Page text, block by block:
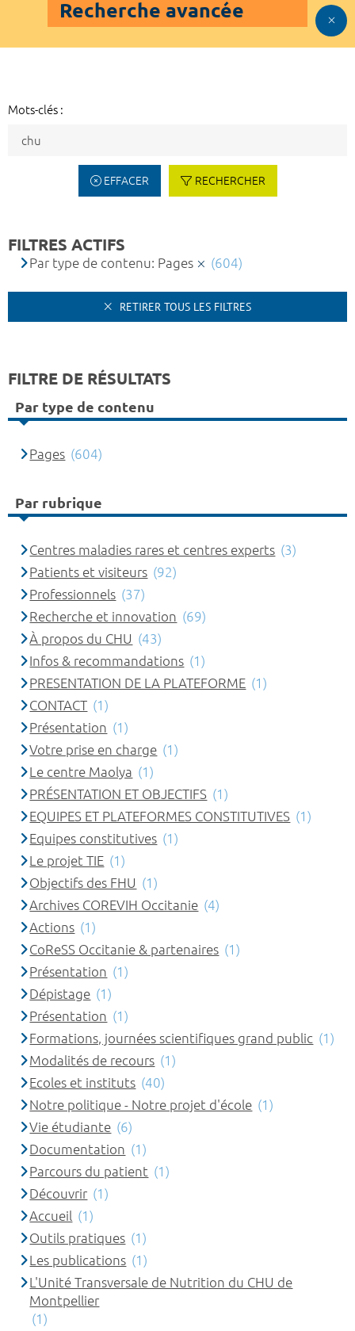
Recherche avancée
Mots-clés :
EFFACER RECHERCHER
FILTRES ACTIFS
Par type de contenu: Pages (604)
RETIRER TOUS LES FILTRES
FILTRE DE RÉSULTATS
Par type de contenu
Pages (604)
Par rubrique
Centres maladies rares et centres experts (3)
Patients et visiteurs (92)
Professionnels (37)
Recherche et innovation (69)
À propos du CHU (43)
Infos & recommandations (1)
PRESENTATION DE LA PLATEFORME (1)
CONTACT (1)
Présentation (1)
Votre prise en charge (1)
Le centre Maolya (1)
PRÉSENTATION ET OBJECTIFS (1)
EQUIPES ET PLATEFORMES CONSTITUTIVES (1)
Equipes constitutives (1)
Le projet TIE (1)
Objectifs des FHU (1)
Archives COREVIH Occitanie (4)
Actions (1)
CoReSS Occitanie & partenaires (1)
Présentation (1)
Dépistage (1)
Présentation (1)
Formations, journées scientifiques grand public (1)
Modalités de recours (1)
Ecoles et instituts (40)
Notre politique - Notre projet d'école (1)
Vie étudiante (6)
Documentation (1)
Parcours du patient (1)
Découvrir (1)
Accueil (1)
Outils pratiques (1)
Les publications (1)
L'Unité Transversale de Nutrition du CHU de
Montpellier
(1)